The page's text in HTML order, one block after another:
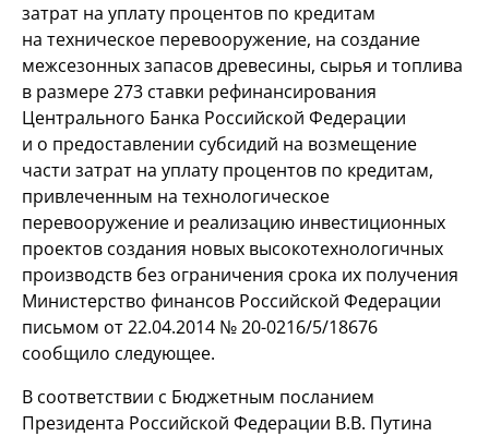
затрат на уплату процентов по кредитам
на техническое перевооружение, на создание
межсезонных запасов древесины, сырья и топлива
в размере 273 ставки рефинансирования
Центрального Банка Российской Федерации
и о предоставлении субсидий на возмещение
части затрат на уплату процентов по кредитам,
привлеченным на технологическое
перевооружение и реализацию инвестиционных
проектов создания новых высокотехнологичных
производств без ограничения срока их получения
Министерство финансов Российской Федерации
письмом от 22.04.2014 № 20-0216/5/18676
сообщило следующее.
В соответствии с Бюджетным посланием
Президента Российской Федерации В.В. Путина